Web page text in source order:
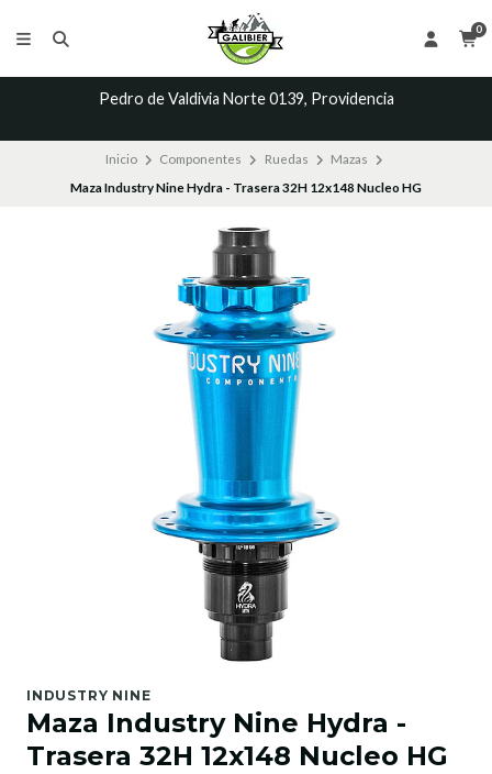
0
Pedro de Valdivia Norte 0139, Providencia
Inicio Componentes Ruedas
Mazas
Maza Industry Nine Hydra - Trasera 32H 12x148 Nucleo HG
INDUSTRY NINE
Maza Industry Nine Hydra -
Trasera 32H 12x148 Nucleo HG